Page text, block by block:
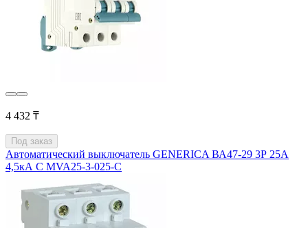
4 432 ₸
Под заказ
Автоматический выключатель GENERICA ВА47-29 3Р 25А
4,5кА С MVA25-3-025-C